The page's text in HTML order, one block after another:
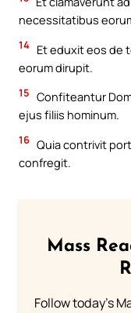
necessitatibus
14 Et eduxit eos de
eorum dirupit.
15 Confiteantur
ejus filiis hominum.
16 Quia contrivit
confregit.
Mass
Follow today's